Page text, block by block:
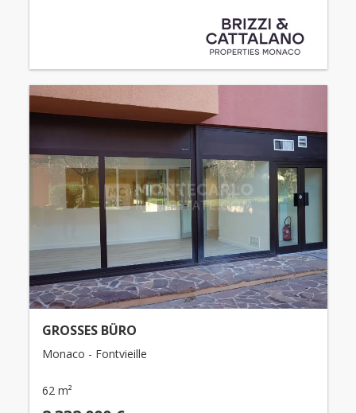
GROSSES BÜRO
Monaco - Fontvieille
62 m²